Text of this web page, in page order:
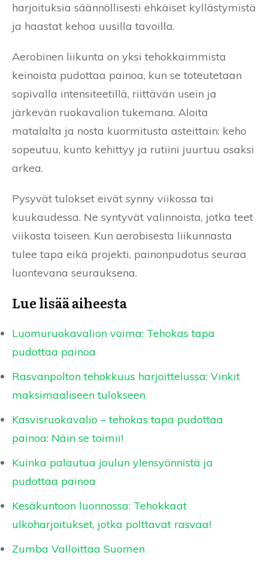
harjoituksia säännöllisesti ehkäiset kyllästymistä
ja haastat kehoa uusilla tavoilla.
Aerobinen liikunta on yksi tehokkaimmista
keinoista pudottaa painoa, kun se toteutetaan
sopivalla intensiteetillä, riittävän usein ja
järkevän ruokavalion tukemana. Aloita
matalalta ja nosta kuormitusta asteittain: keho
sopeutuu, kunto kehittyy ja rutiini juurtuu osaksi
arkea.
Pysyvät tulokset eivät synny viikossa tai
kuukaudessa. Ne syntyvät valinnoista, jotka teet
viikosta toiseen. Kun aerobisesta liikunnasta
tulee tapa eikä projekti, painonpudotus seuraa
luontevana seurauksena.
Lue lisää aiheesta
Luomuruokavalion voima: Tehokas tapa
pudottaa painoa
Rasvanpolton tehokkuus harjoittelussa: Vinkit
maksimaaliseen tulokseen
Kasvisruokavalio – tehokas tapa pudottaa
painoa: Näin se toimii!
Kuinka palautua joulun ylensyönnistä ja
pudottaa painoa
Kesäkuntoon luonnossa: Tehokkaat
ulkoharjoitukset, jotka polttavat rasvaa!
Zumba Valloittaa Suomen